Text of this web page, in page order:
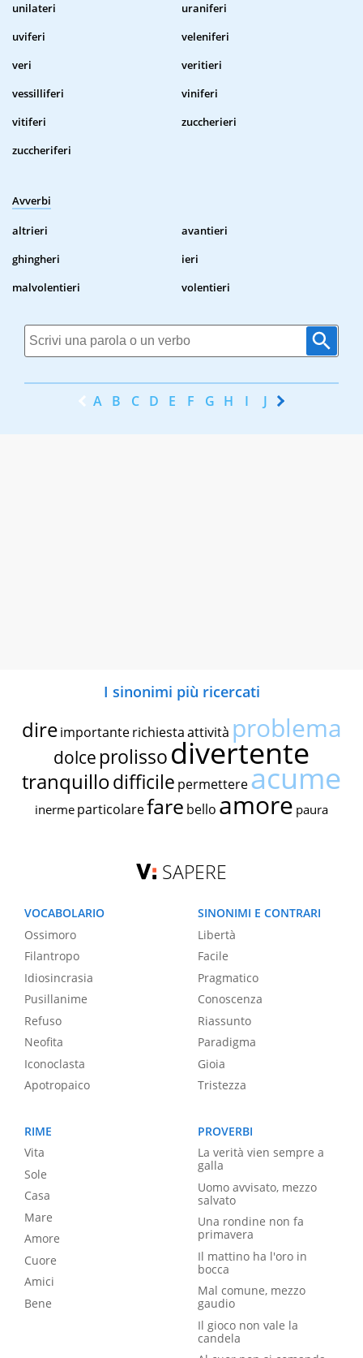
unilateri
uraniferi
uviferi
veleniferi
veri
veritieri
vessilliferi
viniferi
vitiferi
zuccherieri
zuccheriferi
Avverbi
altrieri
avantieri
ghingheri
ieri
malvolentieri
volentieri
A B C D E F G H I J K
I sinonimi più ricercati
dire importante richiestaattività problema
dolce prolissodivertente
tranquillodifficile permettereacume
inerme particolarefare bello amore paura
SAPERE
VOCABOLARIO
Ossimoro
Filantropo
Idiosincrasia
Pusillanime
Refuso
Neofita
Iconoclasta
Apotropaico
SINONIMI E CONTRARI
Libertà
Facile
Pragmatico
Conoscenza
Riassunto
Paradigma
Gioia
Tristezza
RIME
Vita
Sole
Casa
Mare
Amore
Cuore
Amici
Bene
PROVERBI
La verità vien sempre a
galla
Uomo avvisato, mezzo
salvato
Una rondine non fa
primavera
Il mattino ha l'oro in
bocca
Mal comune, mezzo
gaudio
Il gioco non vale la
candela